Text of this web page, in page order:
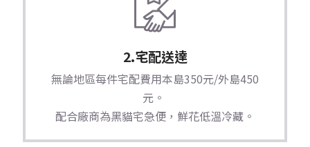
2.宅配送達
無論地區每件宅配費用本島350元/外島450
元。
配合廠商為黑貓宅急便，鮮花低溫冷藏。